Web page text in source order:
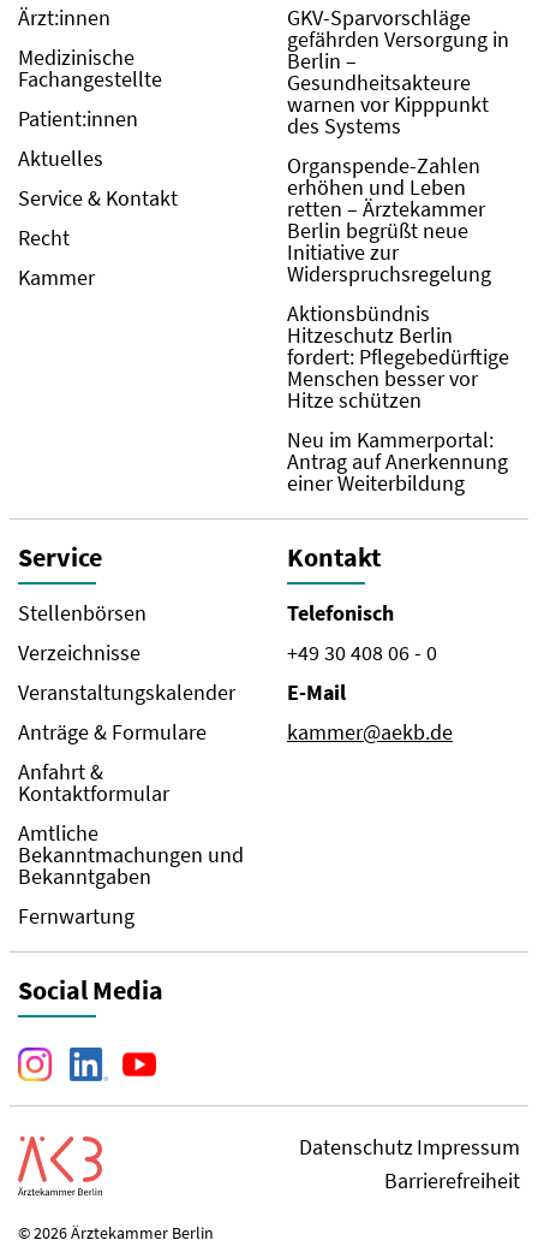
Ärzt:innen
Medizinische
Fachangestellte
Patient:innen
Aktuelles
Service & Kontakt
Recht
Kammer
GKV-Sparvorschläge
gefährden Versorgung in
Berlin –
Gesundheitsakteure
warnen vor Kipppunkt
des Systems
Organspende-Zahlen
erhöhen und Leben
retten – Ärztekammer
Berlin begrüßt neue
Initiative zur
Widerspruchsregelung
Aktionsbündnis
Hitzeschutz Berlin
fordert: Pflegebedürftige
Menschen besser vor
Hitze schützen
Neu im Kammerportal:
Antrag auf Anerkennung
einer Weiterbildung
Service
Stellenbörsen
Verzeichnisse
Veranstaltungskalender
Anträge & Formulare
Anfahrt &
Kontaktformular
Amtliche
Bekanntmachungen und
Bekanntgaben
Fernwartung
Kontakt
Telefonisch
+49 30 408 06 - 0
E-Mail
kammer@aekb.de
Social Media
DatenschutzImpressum
Barrierefreiheit
© 2026 Ärztekammer Berlin